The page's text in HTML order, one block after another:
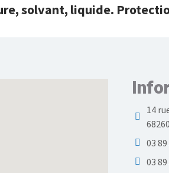
solvant, liquide.
14
03 89
03 89